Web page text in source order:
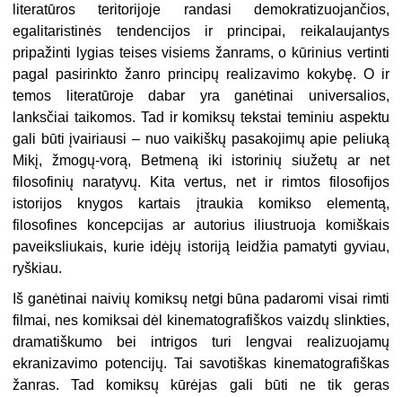
literatūros teritorijoje randasi demokratizuojančios,
egalitaristinės tendencijos ir principai, reikalaujantys
pripažinti lygias teises visiems žanrams, o kūrinius vertinti
pagal pasirinkto žanro principų realizavimo kokybę. O ir
temos literatūroje dabar yra ganėtinai universalios,
lanksčiai taikomos. Tad ir komiksų tekstai teminiu aspektu
gali būti įvairiausi – nuo vaikiškų pasakojimų apie peliuką
Mikį, žmogų-vorą, Betmeną iki istorinių siužetų ar net
filosofinių naratyvų. Kita vertus, net ir rimtos filosofijos
istorijos knygos kartais įtraukia komikso elementą,
filosofines koncepcijas ar autorius iliustruoja komiškais
paveiksliukais, kurie idėjų istoriją leidžia pamatyti gyviau,
ryškiau.
Iš ganėtinai naivių komiksų netgi būna padaromi visai rimti
filmai, nes komiksai dėl kinematografiškos vaizdų slinkties,
dramatiškumo bei intrigos turi lengvai realizuojamų
ekranizavimo potencijų. Tai savotiškas kinematografiškas
žanras. Tad komiksų kūrėjas gali būti ne tik geras